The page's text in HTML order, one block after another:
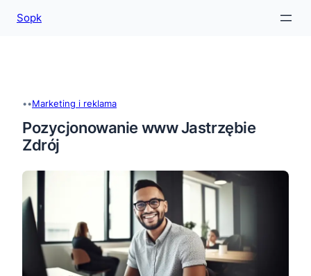
treści
Sopk
••Marketing i reklama
Pozycjonowanie www Jastrzębie
Zdrój